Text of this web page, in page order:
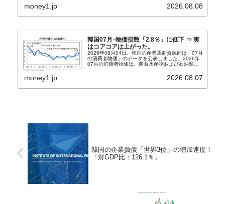
『朝鮮日報』に面白い記事が出ています。「東西南
money1.jp 2026.08.08
韓国07月･物価指数「2.8％」に低下 ⇒ 実
はコアコアは上がった。
2026年08月04日、韓国の産業通商資源部は「07月
の消費者物価」のデータを公表しました。2026年
07月の消費者物価は、農畜水産物および石油類の
2.8％上昇（06月は3.2％）となり、上昇率は前...
money1.jp 2026.08.07
韓国の企業負債「世界3位」の増加速度！
「対GDP比：126.1％」